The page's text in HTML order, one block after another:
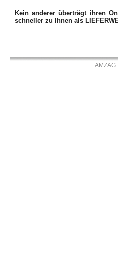
Kein anderer überträgt ihren
schneller zu Ihnen als
AMZAG